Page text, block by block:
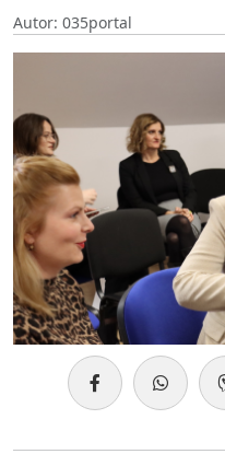
Autor: 035portal